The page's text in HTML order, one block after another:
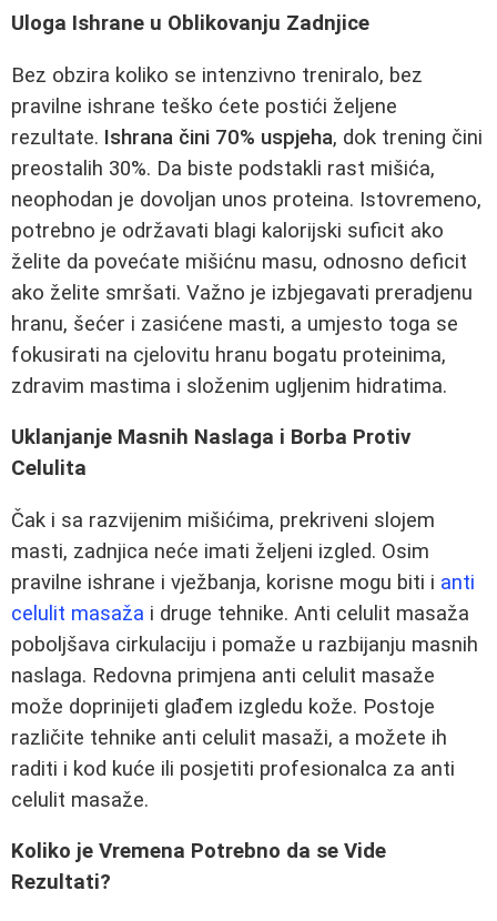
Uloga Ishrane u Oblikovanju Zadnjice
Bez obzira koliko se intenzivno treniralo, bez
pravilne ishrane teško ćete postići željene
rezultate. Ishrana čini 70% uspjeha, dok trening čini
preostalih 30%. Da biste podstakli rast mišića,
neophodan je dovoljan unos proteina. Istovremeno,
potrebno je održavati blagi kalorijski suficit ako
želite da povećate mišićnu masu, odnosno deficit
ako želite smršati. Važno je izbjegavati preradjenu
hranu, šećer i zasićene masti, a umjesto toga se
fokusirati na cjelovitu hranu bogatu proteinima,
zdravim mastima i složenim ugljenim hidratima.
Uklanjanje Masnih Naslaga i Borba Protiv
Celulita
Čak i sa razvijenim mišićima, prekriveni slojem
masti, zadnjica neće imati željeni izgled. Osim
pravilne ishrane i vježbanja, korisne mogu biti i anti
celulit masaža i druge tehnike. Anti celulit masaža
poboljšava cirkulaciju i pomaže u razbijanju masnih
naslaga. Redovna primjena anti celulit masaže
može doprinijeti glađem izgledu kože. Postoje
različite tehnike anti celulit masaži, a možete ih
raditi i kod kuće ili posjetiti profesionalca za anti
celulit masaže.
Koliko je Vremena Potrebno da se Vide
Rezultati?